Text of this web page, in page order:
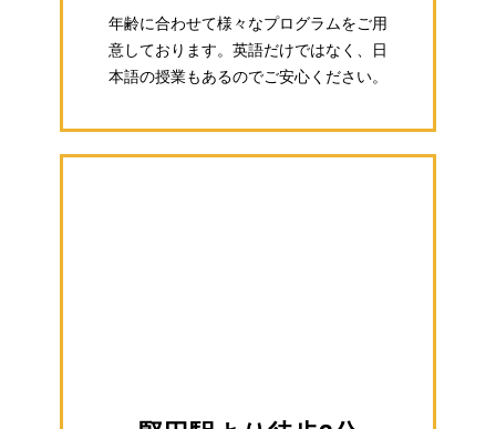
年齢に合わせて様々なプログラムをご用
意しております。英語だけではなく、日
本語の授業もあるのでご安心ください。